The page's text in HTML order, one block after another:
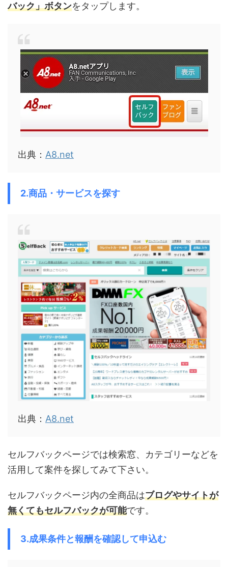
バック」ボタンをタップします。
出典： A8.net
2.商品・サービスを探す
出典： A8.net
セルフバックページでは検索窓、カテゴリーなどを
活用して案件を探してみて下さい。
セルフバックページ内の全商品はブログやサイトが
無くてもセルフバックが可能です。
3.成果条件と報酬を確認して申込む